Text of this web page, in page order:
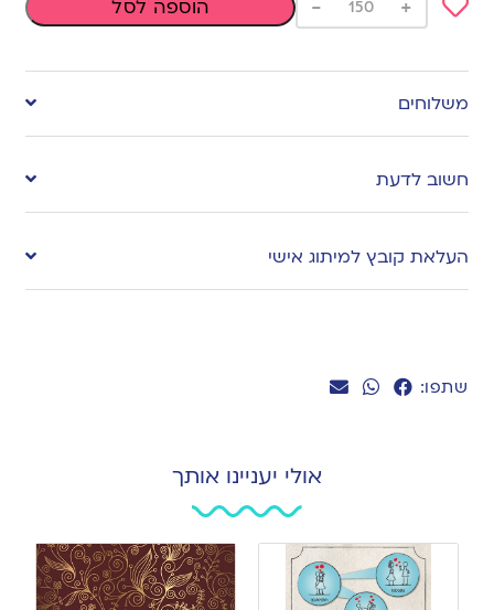
שתפו:
to
wishlist
+
- הוספה לסל
משלוחים
חשוב לדעת
העלאת קובץ למיתוג אישי
אולי יעניינו אותך